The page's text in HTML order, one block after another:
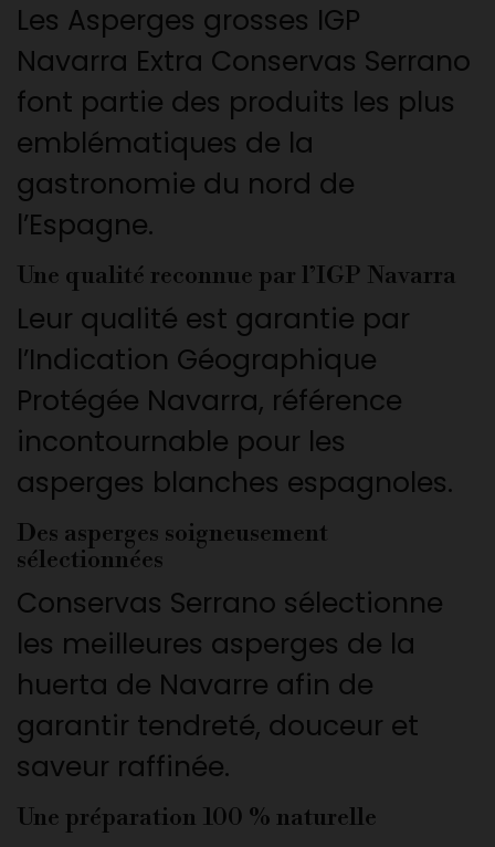
Les Asperges grosses IGP
Navarra Extra Conservas Serrano
font partie des produits les plus
emblématiques de la
gastronomie du nord de
l’Espagne.
Une qualité reconnue par l’IGP Navarra
Leur qualité est garantie par
l’Indication Géographique
Protégée Navarra, référence
incontournable pour les
asperges blanches espagnoles.
Des asperges soigneusement
sélectionnées
Conservas Serrano sélectionne
les meilleures asperges de la
huerta de Navarre afin de
garantir tendreté, douceur et
saveur raffinée.
Une préparation 100 % naturelle